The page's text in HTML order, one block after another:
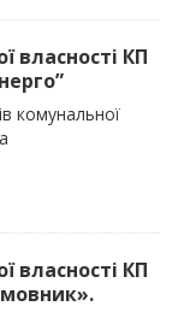
власності КП
комунальної
власності КП